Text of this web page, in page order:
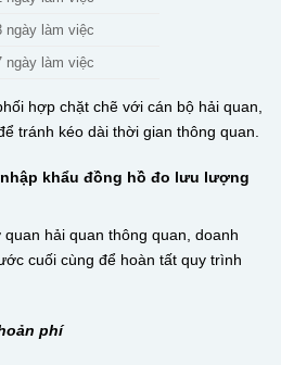
ngày làm việc
ngày làm việc
hợp chặt chẽ với cán bộ hải quan,
tránh kéo dài thời gian thông quan.
khẩu đồng hồ đo lưu lượng
hải quan thông quan, doanh
cuối cùng để hoàn tất quy trình
phí